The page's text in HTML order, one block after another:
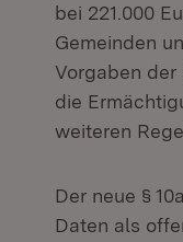
bei 221.000
Gemeinden
Vorgaben
die
weiteren
Der neue §
Daten als